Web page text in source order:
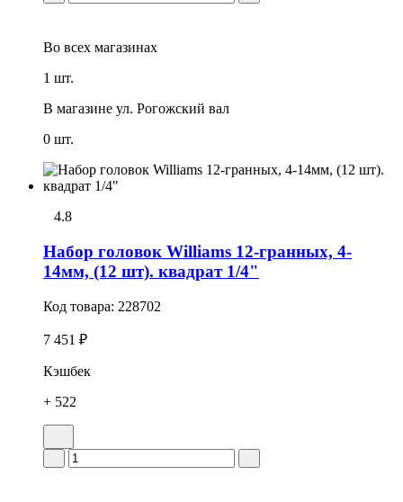
Во всех магазинах
1 шт.
В магазине ул. Рогожский вал
0 шт.
4.8
Набор головок Williams 12-гранных, 4-
14мм, (12 шт). квадрат 1/4"
Код товара: 228702
7 451 ₽
Кэшбек
+ 522